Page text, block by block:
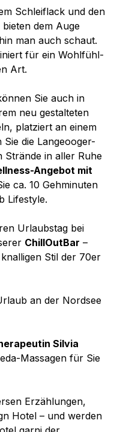
Schleiflack und den
dem Auge
man auch schaut.
für ein Wohlfühl-
Art.
Sie auch in
neu gestalteten
platziert an einem
die Langeooger-
Strände in aller Ruhe
Angebot mit
ca. 10 Gehminuten
Lifestyle.
Urlaubstag bei
ChillOutBar –
Stil der 70er
an der Nordsee
Silvia
Massagen für Sie
Erzählungen,
Hotel – und werden